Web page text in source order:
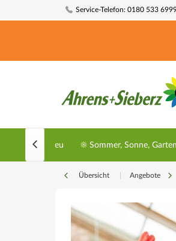
Service-Telefon: 0180 533
Neu ☀️ Sommer, Sonne,

Übersicht Angebote